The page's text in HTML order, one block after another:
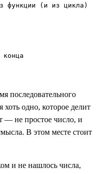
функции (и из цикла)
последовательного
хоть одно, которое делит
— не простое число, и
В этом месте стоит
и не нашлось числа,